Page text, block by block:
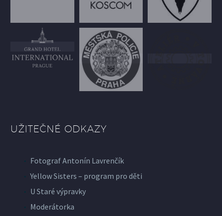
UŽITEČNÉ ODKAZY
Fotograf Antonín Lavrenčík
Yellow Sisters – program pro děti
U Staré výpravky
Moderátorka